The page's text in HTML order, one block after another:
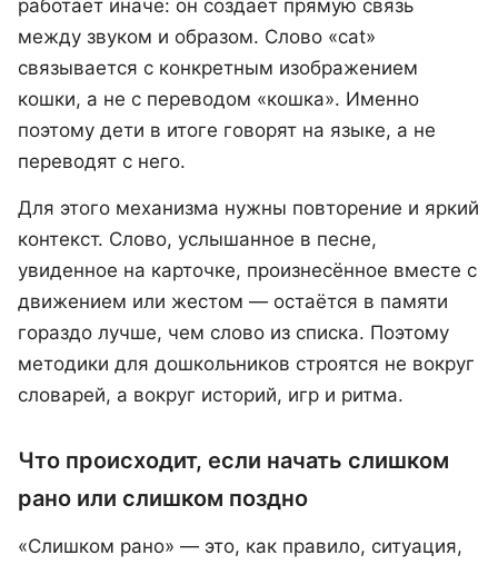
работает иначе: он создаёт прямую связь
между звуком и образом. Слово «cat»
связывается с конкретным изображением
кошки, а не с переводом «кошка». Именно
поэтому дети в итоге говорят на языке, а не
переводят с него.
Для этого механизма нужны повторение и яркий
контекст. Слово, услышанное в песне,
увиденное на карточке, произнесённое вместе с
движением или жестом — остаётся в памяти
гораздо лучше, чем слово из списка. Поэтому
методики для дошкольников строятся не вокруг
словарей, а вокруг историй, игр и ритма.
Что происходит, если начать слишком
рано или слишком поздно
«Слишком рано» — это, как правило, ситуация,